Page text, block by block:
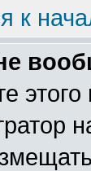
к
этого